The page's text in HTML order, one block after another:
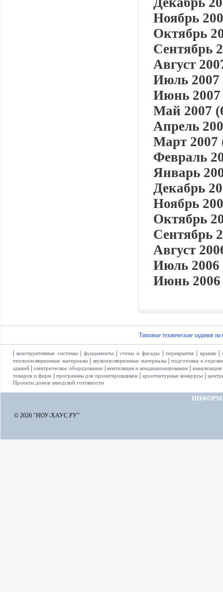
Ноябрь
Октябрь
Сентябрь
Август
Июль 2007
Июнь 2007
Май 2007
Апрель
Март 2007
Февраль
Январь
Декабрь
Ноябрь
Октябрь
Сентябрь
Август
Июль 2006
Июнь 2006
Типовые технические задания на
|конструктивные системы|фундаменты стены и фасады перекрытия| крыши|
теплоизоляционные материалы| звукоизоляционные материалы|
подготовка к отделке
зданий |электрическое оборудование| вентиляция и кондиционирование канализация
товаров и фирм программы для проектировщиков архитектурные конкурсы
Проекты домов заводской готовности
© 2026 "НОУ-ХАУС.РУ"